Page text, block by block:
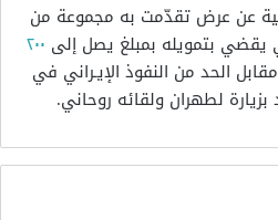
عن عرض تقدّمت به مجموعة من
يقضي بتمويله بمبلغ يصل إلى ٢٠٠
مقابل الحد من النفوذ الإيـراني في
لطهران ولقائه روحاني.